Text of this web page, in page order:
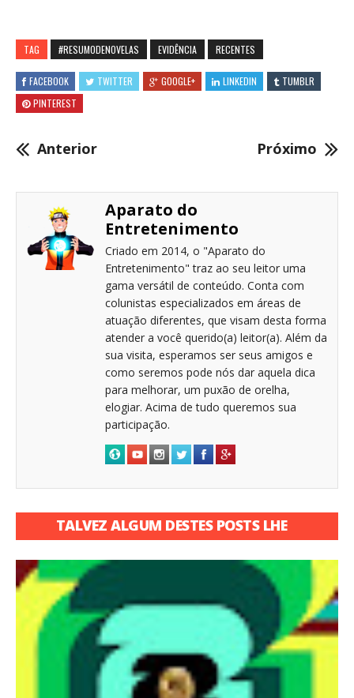
TAG #RESUMODENOVELAS EVIDÊNCIA RECENTES
FACEBOOK TWITTER GOOGLE+ LINKEDIN
TUMBLR
PINTEREST
Anterior Próximo
Aparato do
Entretenimento
Criado em 2014, o "Aparato do
Entretenimento" traz ao seu leitor uma
gama versátil de conteúdo. Conta com
colunistas especializados em áreas de
atuação diferentes, que visam desta forma
atender a você querido(a) leitor(a). Além da
sua visita, esperamos ser seus amigos e
como seremos pode nós dar aquela dica
para melhorar, um puxão de orelha,
elogiar. Acima de tudo queremos sua
participação.
TALVEZ ALGUM DESTES POSTS LHE